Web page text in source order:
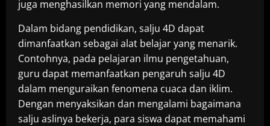
juga menghasilkan memori yang mendalam.
Dalam bidang pendidikan, salju 4D dapat
dimanfaatkan sebagai alat belajar yang menarik.
Contohnya, pada pelajaran ilmu pengetahuan,
guru dapat memanfaatkan pengaruh salju 4D
dalam menguraikan fenomena cuaca dan iklim.
Dengan menyaksikan dan mengalami bagaimana
salju aslinya bekerja, para siswa dapat memahami